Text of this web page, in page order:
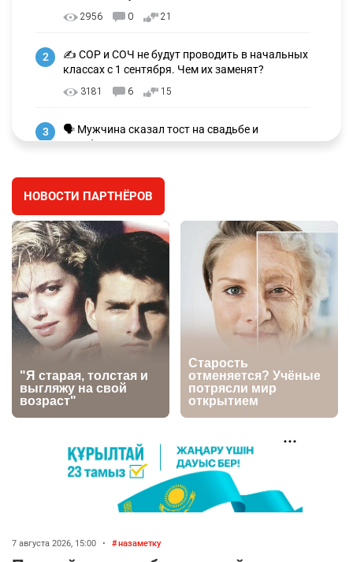
2956 0 21
2
✍️ СОР и СОЧ не будут проводить в начальных
классах с 1 сентября. Чем их заменят?
3181 6 15
3
🗣 Мужчина сказал тост на свадьбе и
заработал уголовное дело
⚠️ Доброе утро, друзья! Предлагаем обзор
главных новостей за 4 августа
2723 0 1
5
🗣Глава государства направил телеграмму
соболезнования родным и близким Халық
қаһарманы Ивана Гапича
2721 2 42
6
🇫🇷 Клуб ПСЖ объявил об открытии своей
футбольной академии в Астане
🚗 Казахстанцев убедили оформить
автокредиты за вознаграждение
2704 0 11
НОВОСТИ ПАРТНЁРОВ
7 августа 2026, 15:00 • назаметку